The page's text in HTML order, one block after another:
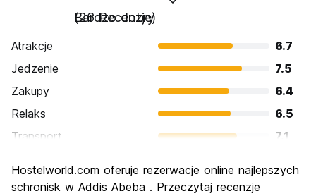
Bardzo dobry
(26 Recenzje)
Atrakcje
6.7
Jedzenie
7.5
Zakupy
6.4
Relaks
6.5
Transport
7.1
Kultura
Hostelworld.com oferuje rezerwacje online najlepszych
schronisk w Addis Abeba . Przeczytaj recenzje